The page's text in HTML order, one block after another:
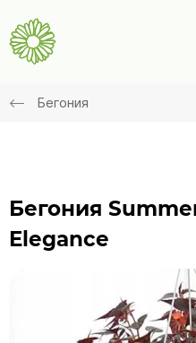
Бегония
Бегония
Elegance